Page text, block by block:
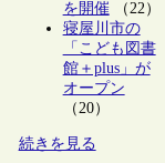
を開催（22）
寝屋川市の
「こども図書
館＋plus」が
オープン
（20）
続きを見る